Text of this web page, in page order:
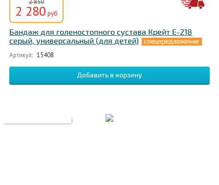
2 850
2 280 руб
Бандаж для голеностопного сустава Крейт Е-218
серый, универсальный (для детей)
Артикул: 15408